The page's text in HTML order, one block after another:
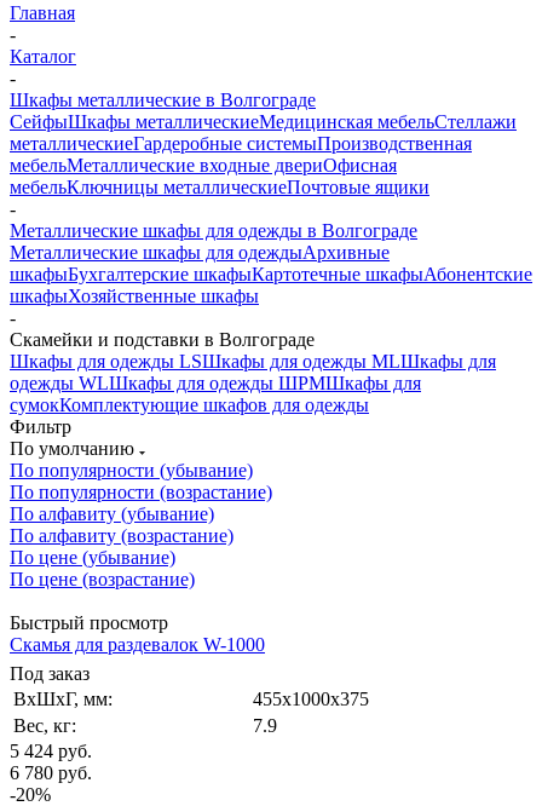
Главная
-
Каталог
-
Шкафы металлические в Волгограде
СейфыШкафы металлическиеМедицинская мебельСтеллажи
металлическиеГардеробные системыПроизводственная
мебельМеталлические входные двериОфисная
мебельКлючницы металлическиеПочтовые ящики
-
Металлические шкафы для одежды в Волгограде
Металлические шкафы для одеждыАрхивные
шкафыБухгалтерские шкафыКартотечные шкафыАбонентские
шкафыХозяйственные шкафы
-
Скамейки и подставки в Волгограде
Шкафы для одежды LSШкафы для одежды MLШкафы для
одежды WLШкафы для одежды ШРМШкафы для
сумокКомплектующие шкафов для одежды
Фильтр
По умолчанию
По популярности (убывание)
По популярности (возрастание)
По алфавиту (убывание)
По алфавиту (возрастание)
По цене (убывание)
По цене (возрастание)
Быстрый просмотр
Скамья для раздевалок W-1000
Под заказ
ВxШxГ, мм:
455x1000x375
Вес, кг:
7.9
5 424 руб.
6 780 руб.
-20%